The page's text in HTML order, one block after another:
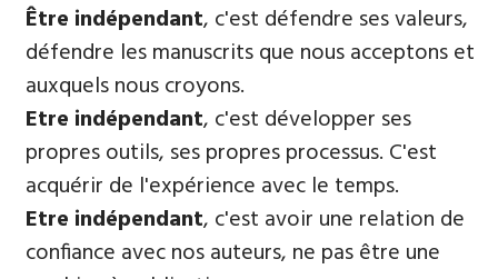
Être indépendant, c'est défendre ses valeurs,
défendre les manuscrits que nous acceptons et
auxquels nous croyons.
Etre indépendant, c'est développer ses
propres outils, ses propres processus. C'est
acquérir de l'expérience avec le temps.
Etre indépendant, c'est avoir une relation de
confiance avec nos auteurs, ne pas être une